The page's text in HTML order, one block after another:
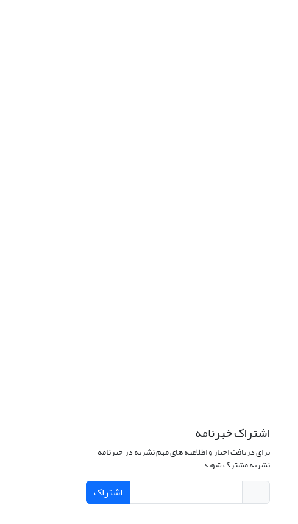
اشتراک خبرنامه
برای دریافت اخبار و اطلاعیه های مهم نشریه در خبرنامه
نشریه مشترک شوید.
اشتراک